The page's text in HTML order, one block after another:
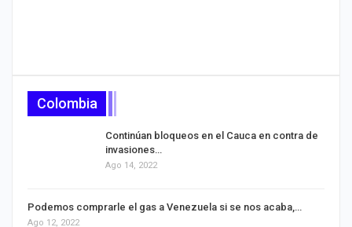
Colombia
Continúan bloqueos en el Cauca en contra de
invasiones…
Ago 14, 2022
Podemos comprarle el gas a Venezuela si se nos acaba,…
Ago 12, 2022